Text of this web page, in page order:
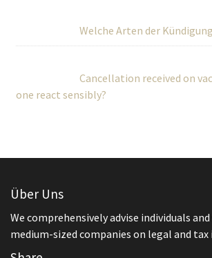
Welche Arten der
Cancellation received on
one react sensibly?
Über Uns
We comprehensively advise individuals
medium-sized companies on legal and tax